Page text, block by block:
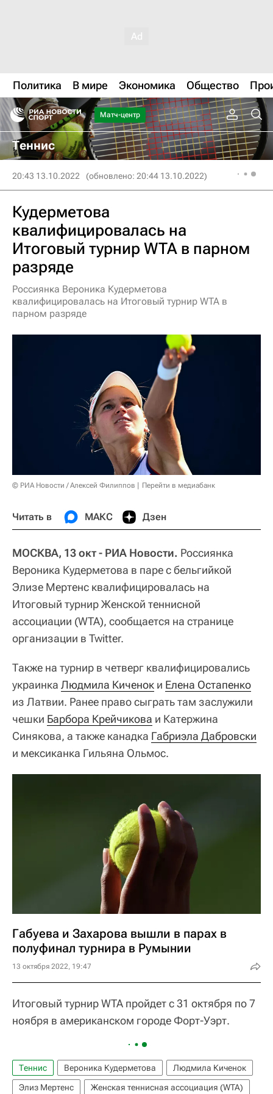
Политика В мире Экономика Общество
Матч-центр
Теннис
20:43 13.10.2022 (обновлено: 20:44 13.10.2022)
Кудерметова
квалифицировалась на
Итоговый турнир WTA в парном
разряде
Россиянка Вероника Кудерметова
квалифицировалась на Итоговый турнир WTA в
парном разряде
© РИА Новости / Алексей Филиппов Перейти в медиабанк
Читать в МАКС Дзен
МОСКВА, 13 окт - РИА Новости. Россиянка
Вероника Кудерметова в паре с бельгийкой
Элизе Мертенс квалифицировалась на
Итоговый турнир Женской теннисной
ассоциации (WTA), сообщается на странице
организации в Twitter.
Также на турнир в четверг квалифицировались
украинка Людмила Киченок и Елена Остапенко
из Латвии. Ранее право сыграть там заслужили
чешки Барбора Крейчикова и Катержина
Синякова, а также канадка Габриэла Дабровски
и мексиканка Гильяна Ольмос.
Габуева и Захарова вышли в парах в
полуфинал турнира в Румынии
13 октября 2022, 19:47
Итоговый турнир WTA пройдет с 31 октября по 7
ноября в американском городе Форт-Уэрт.
Теннис Вероника Кудерметова
Людмила Киченок
Элиз Мертенс
Женская теннисная ассоциация (WTA)